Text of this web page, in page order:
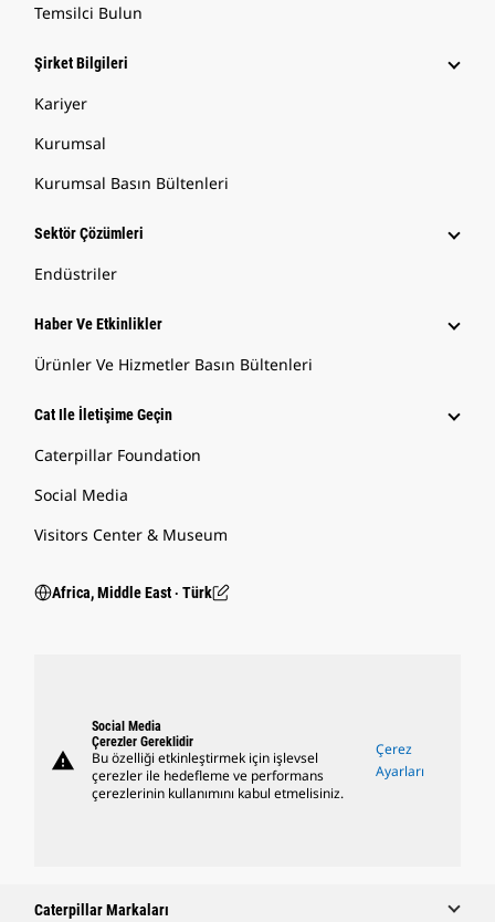
Temsilci Bulun
Şirket Bilgileri
Kariyer
Kurumsal
Kurumsal Basın Bültenleri
Sektör Çözümleri
Endüstriler
Haber Ve Etkinlikler
Ürünler Ve Hizmetler Basın Bültenleri
Cat Ile İletişime Geçin
Caterpillar Foundation
Social Media
Visitors Center & Museum
Africa, Middle East ‧ Türk
warning
Social Media
Çerezler Gereklidir
Bu özelliği etkinleştirmek için işlevsel
çerezler ile hedefleme ve performans
çerezlerinin kullanımını kabul etmelisiniz.
Çerez
Ayarları
Caterpillar Markaları